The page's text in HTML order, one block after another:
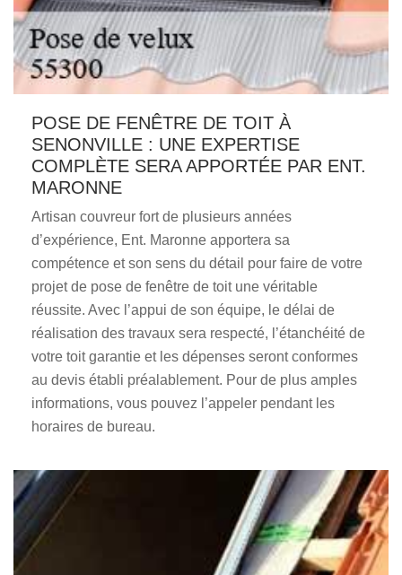
POSE DE FENÊTRE DE TOIT À
SENONVILLE : UNE EXPERTISE
COMPLÈTE SERA APPORTÉE PAR ENT.
MARONNE
Artisan couvreur fort de plusieurs années
d’expérience, Ent. Maronne apportera sa
compétence et son sens du détail pour faire de votre
projet de pose de fenêtre de toit une véritable
réussite. Avec l’appui de son équipe, le délai de
réalisation des travaux sera respecté, l’étanchéité de
votre toit garantie et les dépenses seront conformes
au devis établi préalablement. Pour de plus amples
informations, vous pouvez l’appeler pendant les
horaires de bureau.